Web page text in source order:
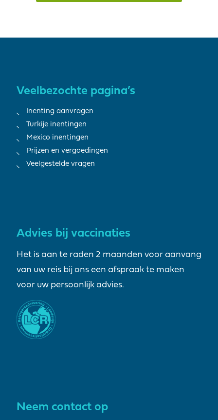
Veelbezochte pagina’s
Inenting aanvragen
Turkije inentingen
Mexico inentingen
Prijzen en vergoedingen
Veelgestelde vragen
Advies bij vaccinaties
Het is aan te raden 2 maanden voor aanvang
van uw reis bij ons een afspraak te maken
voor uw persoonlijk advies.
Neem contact op